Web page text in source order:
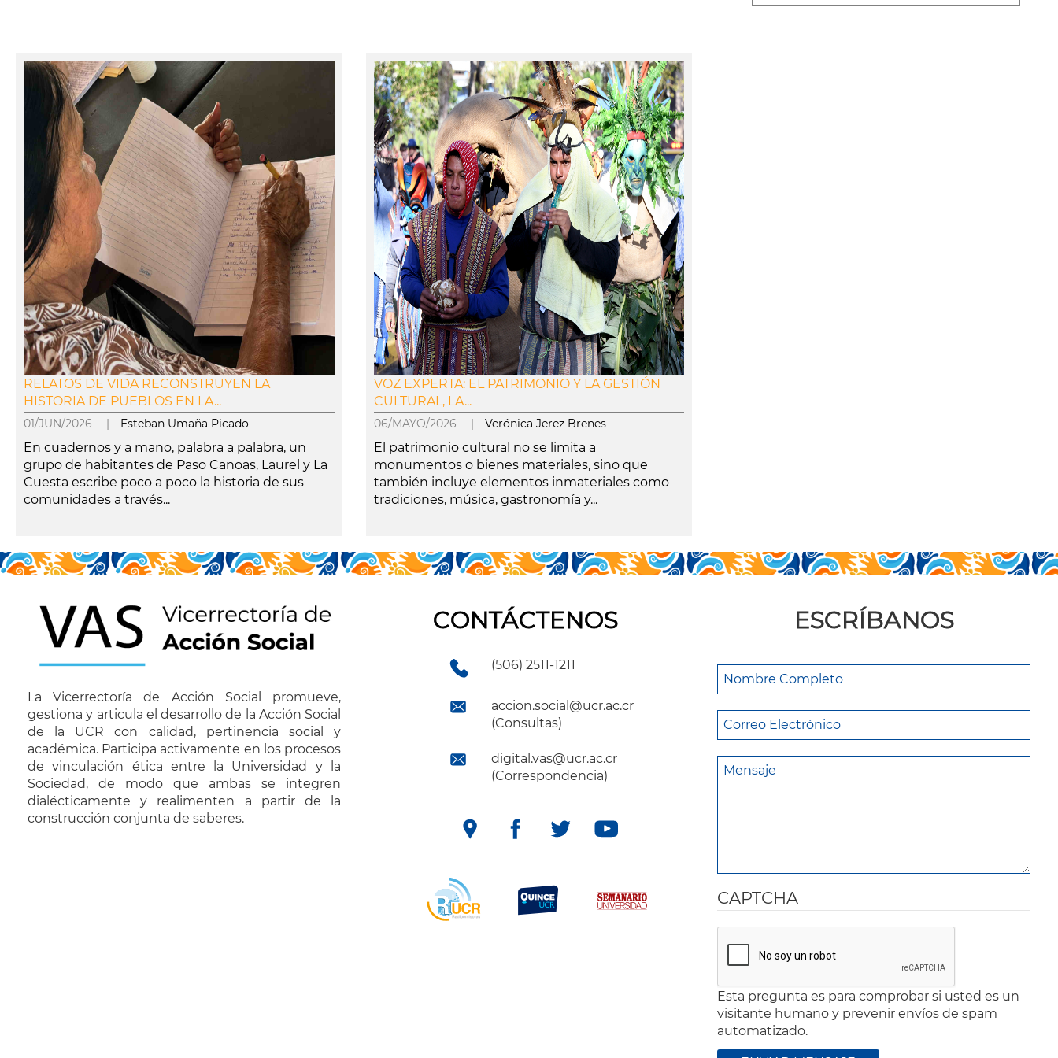
RELATOS DE VIDA RECONSTRUYEN LA
HISTORIA DE PUEBLOS EN LA...
01/JUN/2026 | Esteban Umaña Picado
En cuadernos y a mano, palabra a palabra, un
grupo de habitantes de Paso Canoas, Laurel y La
Cuesta escribe poco a poco la historia de sus
comunidades a través...
VOZ EXPERTA: EL PATRIMONIO Y LA GESTIÓN
CULTURAL, LA...
06/MAYO/2026 | Verónica Jerez Brenes
El patrimonio cultural no se limita a
monumentos o bienes materiales, sino que
también incluye elementos inmateriales como
tradiciones, música, gastronomía y...
La Vicerrectoría de Acción Social promueve,
gestiona y articula el desarrollo de la Acción Social
de la UCR con calidad, pertinencia social y
académica. Participa activamente en los procesos
de vinculación ética entre la Universidad y la
Sociedad, de modo que ambas se integren
dialécticamente y realimenten a partir de la
construcción conjunta de saberes.
CONTÁCTENOS
(506) 2511-1211
accion.social@ucr.ac.cr
(Consultas)
digital.vas@ucr.ac.cr
(Correspondencia)
ESCRÍBANOS
CAPTCHA
Esta pregunta es para comprobar si usted es un
visitante humano y prevenir envíos de spam
automatizado.